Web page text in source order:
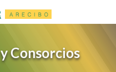
Consorcios